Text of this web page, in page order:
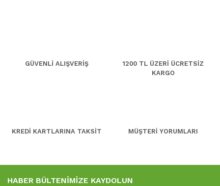
GÜVENLİ ALIŞVERİŞ
1200 TL ÜZERİ ÜCRETSİZ
KARGO
KREDİ KARTLARINA TAKSİT MÜŞTERİ YORUMLARI
HABER BÜLTENİMİZE KAYDOLUN